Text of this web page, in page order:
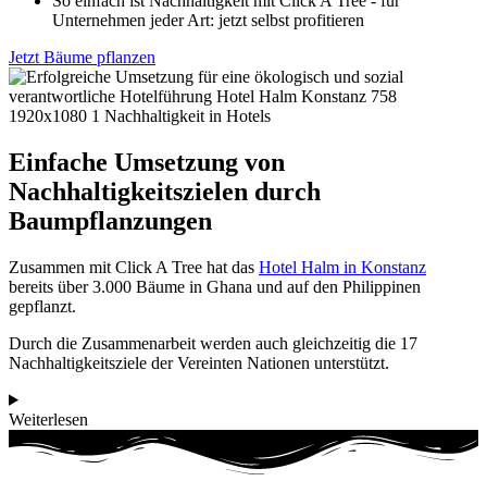
Unternehmen jeder Art: jetzt selbst profitieren
Jetzt Bäume pflanzen
Einfache Umsetzung von
Nachhaltigkeitszielen durch
Baumpflanzungen
Zusammen mit Click A Tree hat das Hotel Halm in Konstanz
bereits über 3.000 Bäume in Ghana und auf den Philippinen
gepflanzt.
Durch die Zusammenarbeit werden auch gleichzeitig die 17
Nachhaltigkeitsziele der Vereinten Nationen unterstützt.
Weiterlesen